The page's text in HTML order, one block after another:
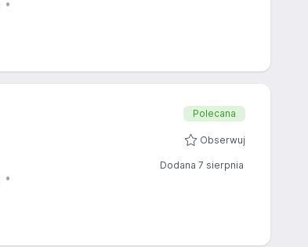
Polecana
Obserwuj
Dodana 7 sierpnia